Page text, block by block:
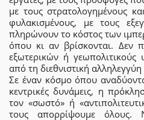
με τους στρατολογημένους
φυλακισμένους, με τους
πληρώνουν το κόστος των
όπου κι αν βρίσκονται. Δεν
εξωτερικών ή
από τη διεθνιστική
Σε έναν κόσμο όπου
κεντρικές δυνάμεις, η
τον «σωστό» ή
τους απορρίψουμε